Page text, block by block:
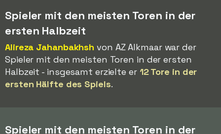
Spieler mit den meisten Toren in der
ersten Halbzeit
Alireza Jahanbakhsh von AZ Alkmaar war der
Spieler mit den meisten Toren in der ersten
Halbzeit - insgesamt erzielte er 12 Tore in der
ersten Hälfte des Spiels.
Spieler mit den meisten Toren in der